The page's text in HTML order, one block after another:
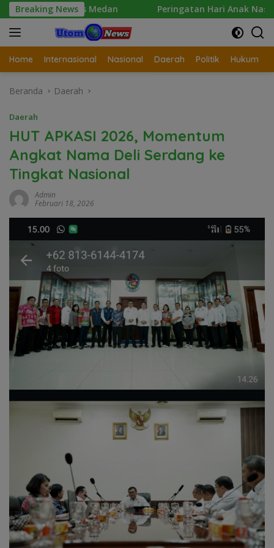
Langsung
ke
konten
Breaking News
Medan Peringatan Hari Anak Nasional 2026 di
Home Internasional Nasional Daerah Politik Hukum
Beranda Daerah
Daerah
HUT APKASI 2026, Momentum
Angkat Nama Deli Serdang ke
Tingkat Nasional
Admin
Februari 18, 2026